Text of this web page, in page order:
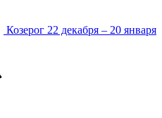
Козерог 22 декабря – 20 января